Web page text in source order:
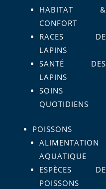
HABITAT &
CONFORT
RACES DE
LAPINS
SANTÉ DES
LAPINS
SOINS
QUOTIDIENS
POISSONS
ALIMENTATION
AQUATIQUE
ESPÈCES DE
POISSONS